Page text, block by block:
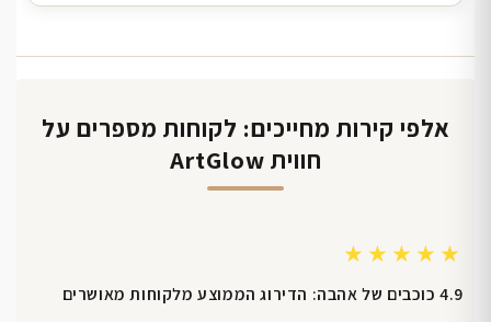
אלפי קירות מחייכים: לקוחות מספרים על
חווית ArtGlow
★★★★★
4.9 כוכבים של אהבה: הדירוג הממוצע מלקוחות מאושרים